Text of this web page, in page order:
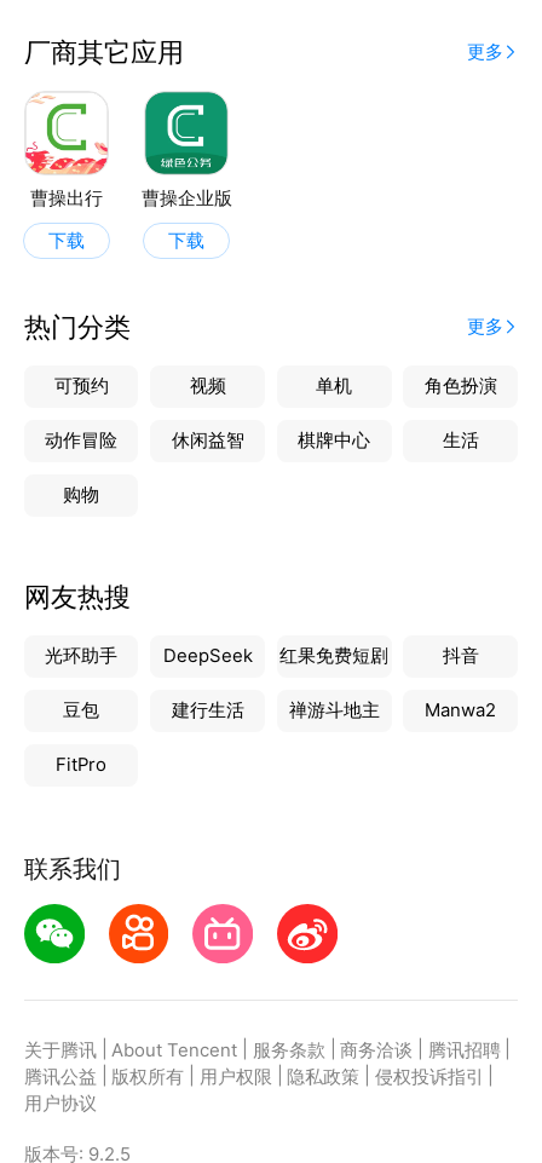
厂商其它应用 更多
曹操出行
下载
曹操企业版
下载
热门分类 更多
可预约 视频 单机 角色扮演
动作冒险 休闲益智 棋牌中心 生活
购物
网友热搜
光环助手 DeepSeek 红果免费短剧 抖音
豆包 建行生活 禅游斗地主 Manwa2
FitPro
联系我们
关于腾讯 About Tencent 服务条款 商务洽谈 腾讯招聘
腾讯公益
版权所有 用户权限 隐私政策 侵权投诉指引
用户协议
版本号: 9.2.5